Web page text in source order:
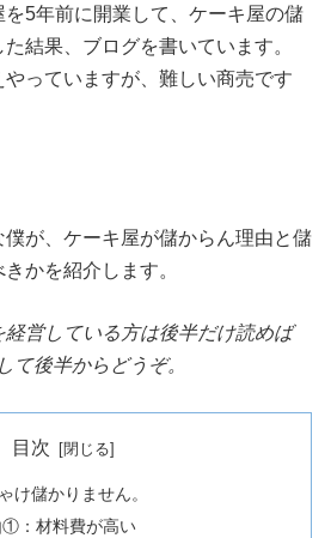
5年前に開業して、ケーキ屋の儲
結果、ブログを書いています。
っていますが、難しい商売です
が、ケーキ屋が儲からん理由と儲
かを紹介します。
営している方は後半だけ読めば
て後半からどうぞ。
目次
け儲かりません。
①：材料費が高い